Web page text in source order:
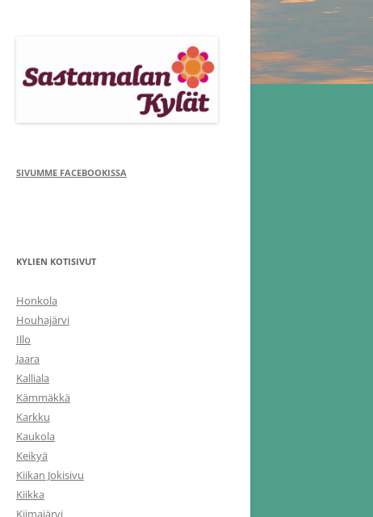
SIVUMME FACEBOOKISSA
KYLIEN KOTISIVUT
Honkola
Houhajärvi
Illo
Jaara
Kalliala
Kämmäkkä
Karkku
Kaukola
Keikyä
Kiikan Jokisivu
Kiikka
Kiimajärvi